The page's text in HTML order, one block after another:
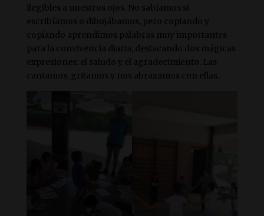
ilegibles a nuestros ojos. No sabíamos si
escribíamos o dibujábamos, pero copiando y
copiando aprendimos palabras muy importantes
para la convivencia diaria, destacando dos mágicas
expresiones: el saludo y el agradecimiento. Las
cantamos, gritamos y nos abrazamos con ellas.